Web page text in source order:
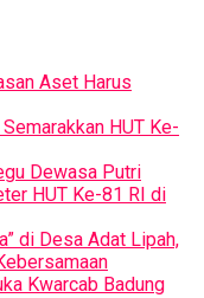
Aset Harus
HUT Ke-
Dewasa Putri
HUT Ke-81 RI di
di Desa Adat Lipah,
Kwarcab Badung